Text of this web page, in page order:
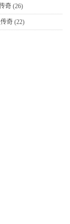
奇 (26)
奇 (22)